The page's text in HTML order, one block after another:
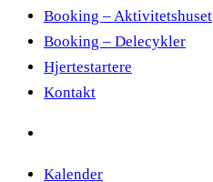
Booking – Aktivitetshuset
Booking – Delecykler
Hjertestartere
Kontakt
Kalender